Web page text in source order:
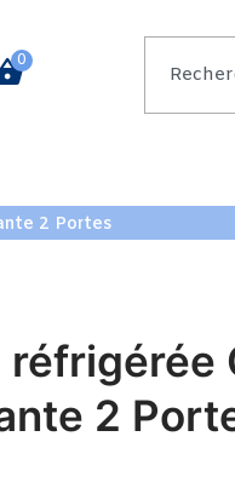
0
2 Portes
2